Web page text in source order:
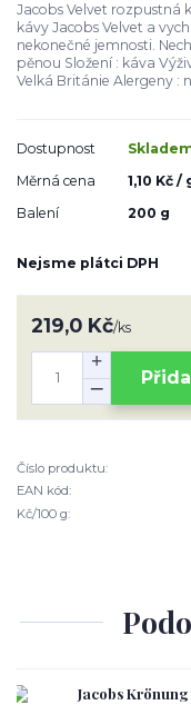
Jacobs Velvet rozpustná
kávy Jacobs Velvet a
nekonečné jemnosti.
pěnou Složení : káva
Velká Británie Alergeny :
Dostupnost
Měrná cena
1,10 Kč /
Balení
200 g
Nejsme plátci DPH
219,0 Kč/ks
Číslo produktu:
EAN kód:
Kč/100 g:
Jacobs